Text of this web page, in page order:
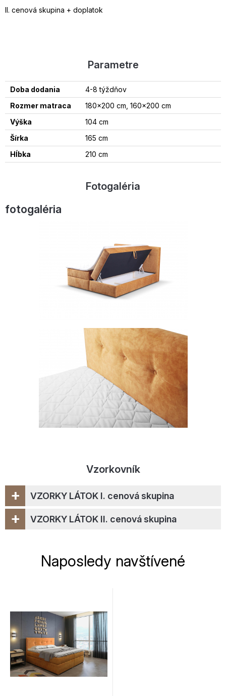
II. cenová skupina + doplatok
Parametre
Doba dodania
4-8 týždňov
Rozmer matraca
180x200 cm, 160x200 cm
Výška
104 cm
Šírka
165 cm
Hĺbka
210 cm
Fotogaléria
fotogaléria
Vzorkovník
VZORKY LÁTOK I. cenová skupina
+
VZORKY LÁTOK II. cenová skupina
+
Naposledy navštívené